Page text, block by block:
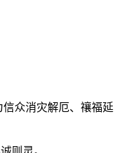
众消灾解厄、禳福延